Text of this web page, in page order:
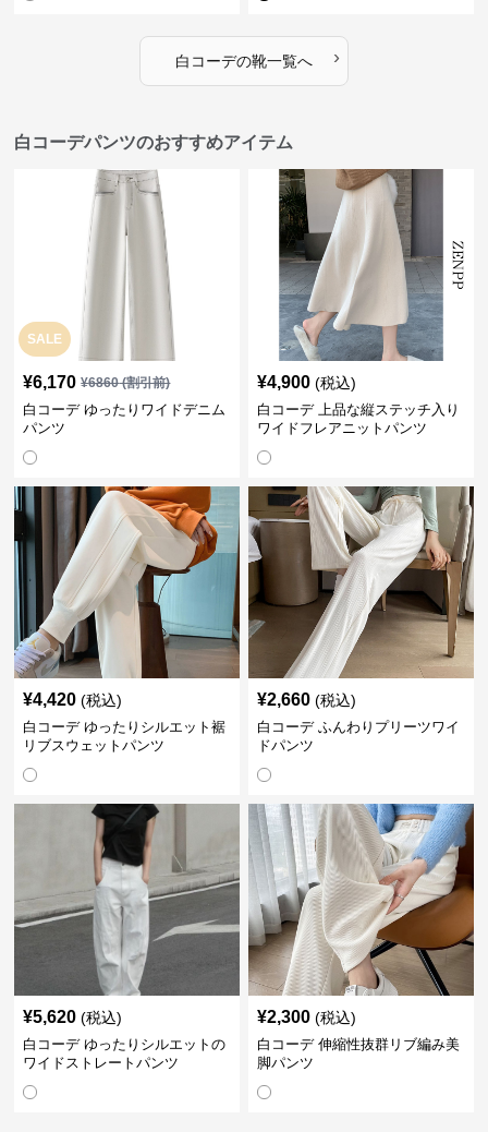
白コーデの靴一覧へ ›
白コーデパンツのおすすめアイテム
SALE
¥6,170 ¥6860(割引前)
白コーデ ゆったりワイドデニム
パンツ
¥4,900 (税込)
白コーデ 上品な縦ステッチ入り
ワイドフレアニットパンツ
¥4,420 (税込)
白コーデ ゆったりシルエット裾
リブスウェットパンツ
¥2,660 (税込)
白コーデ ふんわりプリーツワイ
ドパンツ
¥5,620 (税込)
白コーデ ゆったりシルエットの
ワイドストレートパンツ
¥2,300 (税込)
白コーデ 伸縮性抜群リブ編み美
脚パンツ